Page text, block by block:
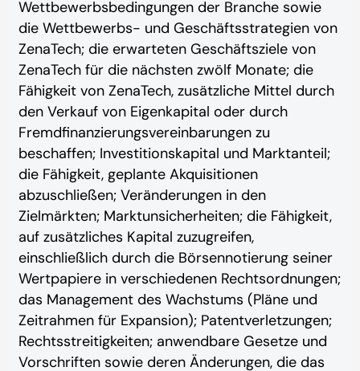
Wettbewerbsbedingungen der Branche sowie
die Wettbewerbs- und Geschäftsstrategien von
ZenaTech; die erwarteten Geschäftsziele von
ZenaTech für die nächsten zwölf Monate; die
Fähigkeit von ZenaTech, zusätzliche Mittel durch
den Verkauf von Eigenkapital oder durch
Fremdfinanzierungsvereinbarungen zu
beschaffen; Investitionskapital und Marktanteil;
die Fähigkeit, geplante Akquisitionen
abzuschließen; Veränderungen in den
Zielmärkten; Marktunsicherheiten; die Fähigkeit,
auf zusätzliches Kapital zuzugreifen,
einschließlich durch die Börsennotierung seiner
Wertpapiere in verschiedenen Rechtsordnungen;
das Management des Wachstums (Pläne und
Zeitrahmen für Expansion); Patentverletzungen;
Rechtsstreitigkeiten; anwendbare Gesetze und
Vorschriften sowie deren Änderungen, die das